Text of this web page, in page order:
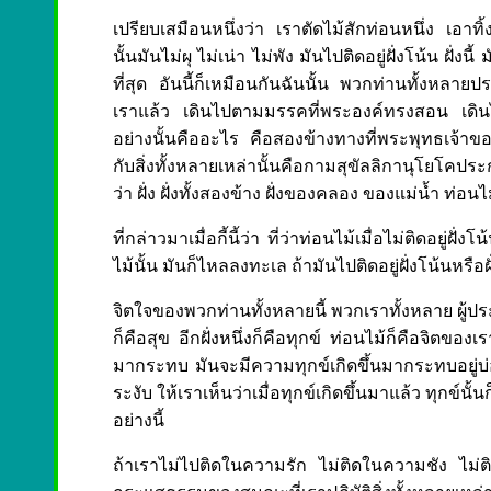
เปรียบเสมือนหนึ่งว่า เราตัดไม้สักท่อนหนึ่ง เอ
นั้นมันไม่ผุ ไม่เน่า ไม่พัง มันไปติดอยู่ฝั่งโน้น ฝั่งนี้
ที่สุด อันนี้ก็เหมือนกันฉันนั้น พวกท่านทั้งหลายปร
เราแล้ว เดินไปตามมรรคที่พระองค์ทรงสอน เ
อย่างนั้นคืออะไร คือสองข้างทางที่พระพุทธเจ้าข
กับสิ่งทั้งหลายเหล่านั้นคือกามสุขัลลิกานุโยโคป
ว่า ฝั่ง ฝั่งทั้งสองข้าง ฝั่งของคลอง ของแม่น้ำ ท่อ
ที่กล่าวมาเมื่อกี้นี้ว่า ที่ว่าท่อนไม้เมื่อไม่ติดอยู่ฝั่ง
ไม้นั้น มันก็ไหลลงทะเล ถ้ามันไปติดอยู่ฝั่งโน้นหรื
จิตใจของพวกท่านทั้งหลายนี้ พวกเราทั้งหลาย ผู้
ก็คือสุข อีกฝั่งหนึ่งก็คือทุกข์ ท่อนไม้ก็คือจิตของเ
มากระทบ มันจะมีความทุกข์เกิดขึ้นมากระทบอยู่
ระงับ ให้เราเห็นว่าเมื่อทุกข์เกิดขึ้นมาแล้ว ทุกข์
อย่างนี้
ถ้าเราไม่ไปติดในความรัก ไม่ติดในความชัง ไม่